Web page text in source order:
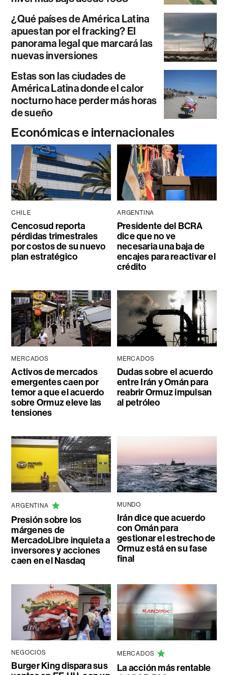
¿Qué países de América Latina
apuestan por el fracking? El
panorama legal que marcará las
nuevas inversiones
Estas son las ciudades de
América Latina donde el calor
nocturno hace perder más horas
de sueño
Económicas e internacionales
CHILE
Cencosud reporta
pérdidas trimestrales
por costos de su nuevo
plan estratégico
ARGENTINA
Presidente del BCRA
dice que no ve
necesaria una baja de
encajes para reactivar el
crédito
MERCADOS
Activos de mercados
emergentes caen por
temor a que el acuerdo
sobre Ormuz eleve las
tensiones
MERCADOS
Dudas sobre el acuerdo
entre Irán y Omán para
reabrir Ormuz impulsan
al petróleo
ARGENTINA
Presión sobre los
márgenes de
MercadoLibre inquieta a
inversores y acciones
caen en el Nasdaq
MUNDO
Irán dice que acuerdo
con Omán para
gestionar el estrecho de
Ormuz está en su fase
final
NEGOCIOS
Burger King dispara sus
MERCADOS
La acción más rentable